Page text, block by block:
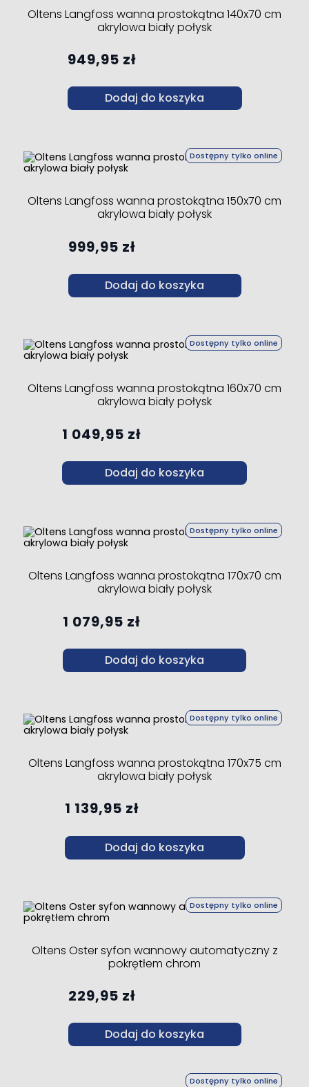
Oltens Langfoss wanna prostokątna 140x70 cm
akrylowa biały połysk
949,95 zł
Dodaj do koszyka
Dostępny tylko online
Oltens Langfoss wanna prostokątna 150x70 cm
akrylowa biały połysk
999,95 zł
Dodaj do koszyka
Dostępny tylko online
Oltens Langfoss wanna prostokątna 160x70 cm
akrylowa biały połysk
1 049,95 zł
Dodaj do koszyka
Dostępny tylko online
Oltens Langfoss wanna prostokątna 170x70 cm
akrylowa biały połysk
1 079,95 zł
Dodaj do koszyka
Dostępny tylko online
Oltens Langfoss wanna prostokątna 170x75 cm
akrylowa biały połysk
1 139,95 zł
Dodaj do koszyka
Dostępny tylko online
Oltens Oster syfon wannowy automatyczny z
pokrętłem chrom
229,95 zł
Dodaj do koszyka
Dostępny tylko online